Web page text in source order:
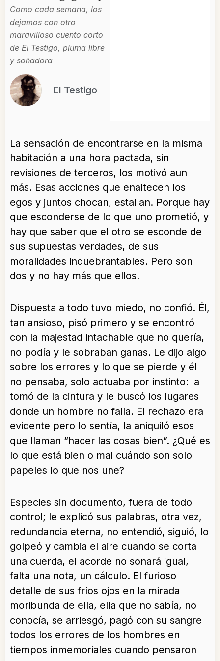
Como cada semana, los
dejamos con otro
maravilloso cuento corto
de El Testigo, pluma libre
y soñadora
El Testigo
La sensación de encontrarse en la misma
habitación a una hora pactada, sin
revisiones de terceros, los motivó aun
más. Esas acciones que enaltecen los
egos y juntos chocan, estallan. Porque hay
que esconderse de lo que uno prometió, y
hay que saber que el otro se esconde de
sus supuestas verdades, de sus
moralidades inquebrantables. Pero son
dos y no hay más que ellos.
Dispuesta a todo tuvo miedo, no confió. Él,
tan ansioso, pisó primero y se encontró
con la majestad intachable que no quería,
no podía y le sobraban ganas. Le dijo algo
sobre los errores y lo que se pierde y él
no pensaba, solo actuaba por instinto: la
tomó de la cintura y le buscó los lugares
donde un hombre no falla. El rechazo era
evidente pero lo sentía, la aniquiló esos
que llaman “hacer las cosas bien”. ¿Qué es
lo que está bien o mal cuándo son solo
papeles lo que nos une?
Especies sin documento, fuera de todo
control; le explicó sus palabras, otra vez,
redundancia eterna, no entendió, siguió, lo
golpeó y cambia el aire cuando se corta
una cuerda, el acorde no sonará igual,
falta una nota, un cálculo. El furioso
detalle de sus fríos ojos en la mirada
moribunda de ella, ella que no sabía, no
conocía, se arriesgó, pagó con su sangre
todos los errores de los hombres en
tiempos inmemoriales cuando pensaron